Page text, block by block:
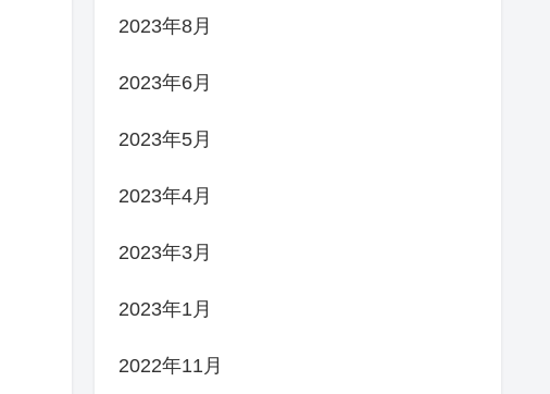
2023年8月
2023年6月
2023年5月
2023年4月
2023年3月
2023年1月
2022年11月